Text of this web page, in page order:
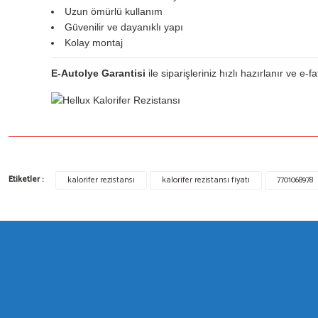
Uzun ömürlü kullanım
Güvenilir ve dayanıklı yapı
Kolay montaj
E-Autolye Garantisi ile siparişleriniz hızlı hazırlanır ve e-
Bu ürünün fiyat bilgisi, resim, ürün açıklamalarında ve diğer
Ürün resmi kalitesiz, bozuk veya görüntülenemiyor.
Etiketler : kalorifer rezistansı kalorifer rezistansı fiyatı 7701068978